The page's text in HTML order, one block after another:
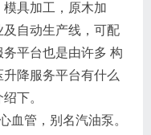
具加工，原木加
自动生产线，可配
平台也是由许多 构
降服务平台有什么
下。
管，别名汽油泵。